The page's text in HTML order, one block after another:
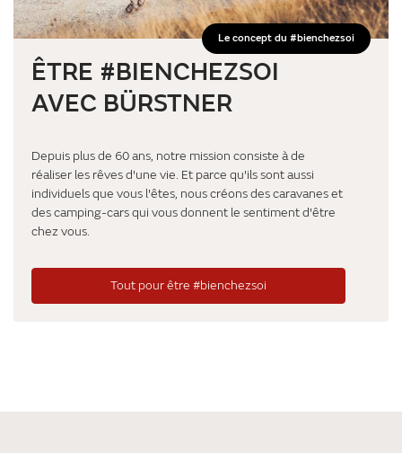
Le concept du #bienchezsoi
ÊTRE #BIENCHEZSOI
AVEC BÜRSTNER
Depuis plus de 60 ans, notre mission consiste à de
réaliser les rêves d'une vie. Et parce qu'ils sont aussi
individuels que vous l'êtes, nous créons des caravanes et
des camping-cars qui vous donnent le sentiment d'être
chez vous.
Tout pour être #bienchezsoi